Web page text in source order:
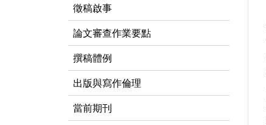
徵稿啟事
論文審查作業要點
撰稿體例
出版與寫作倫理
當前期刊